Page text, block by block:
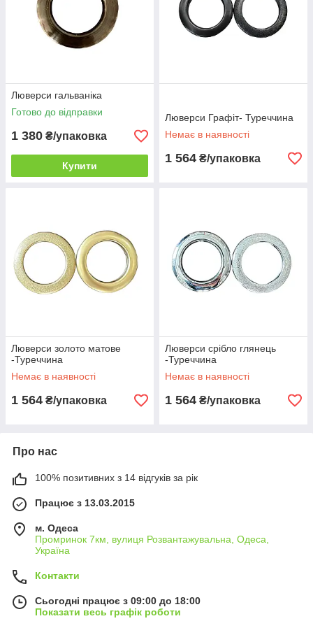
Люверси гальваніка
Готово до відправки
1 380 ₴/упаковка
Купити
Люверси Графіт- Туреччина
Немає в наявності
1 564 ₴/упаковка
Люверси золото матове
-Туреччина
Немає в наявності
1 564 ₴/упаковка
Люверси срібло глянець
-Туреччина
Немає в наявності
1 564 ₴/упаковка
Про нас
100% позитивних з 14 відгуків за рік
Працює з 13.03.2015
м. Одеса
Промринок 7км, вулиця Розвантажувальна, Одеса,
Україна
Контакти
Сьогодні працює з 09:00 до 18:00
Показати весь графік роботи